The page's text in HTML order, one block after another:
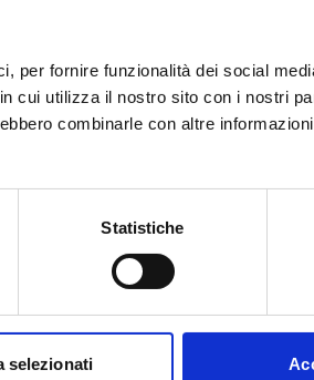
per fornire funzionalità dei social
cui utilizza il nostro sito con i nostri
combinarle con altre
Statistiche
selezionati
Imprese
Bandi internazionali
digitalizzazione, ICT
informali